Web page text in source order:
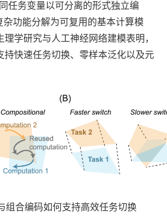
任务变量以可分离的形式独立编
杂功能分解为可复用的基本计算模
学研究与人工神经网络建模表明，
持快速任务切换、零样本泛化以及元
组合编码如何支持高效任务切换